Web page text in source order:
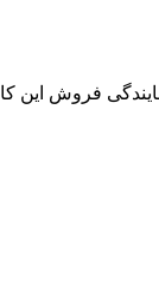
بزرگترین